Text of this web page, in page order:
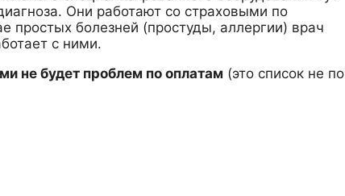
Они работают со страховыми по
простых болезней (простуды, аллергии) врач
с ними.
не будет проблем по оплатам (это список не по